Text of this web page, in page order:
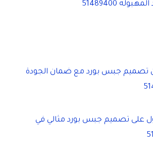
51489400
تصميم جبس بورد مع ضمان الجودة
على تصميم جبس بورد مثالي في